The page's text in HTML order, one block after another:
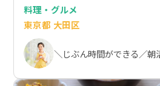
料理・グルメ
東京都 大田区
＼じぶん時間ができる／朝